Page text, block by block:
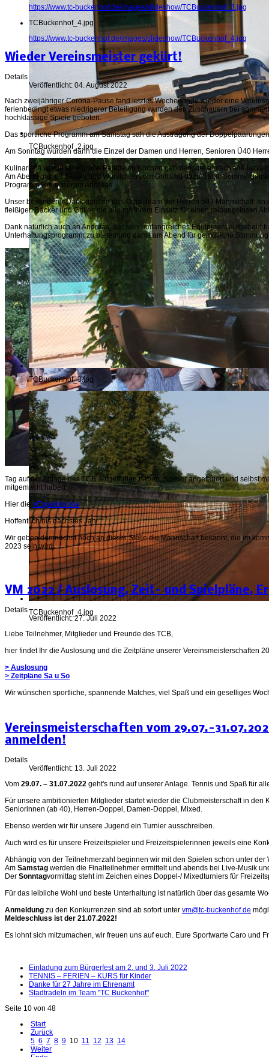
TCBuckenhof_2.jpg
TCBuckenhof_3.jpg
TCBuckenhof_4.jpg
https://www.tc-buckenhof.de/images/slideshow/TCBuckenhof_3.jpg
TCBuckenhof_4.jpg
https://www.tc-buckenhof.de/images/slideshow/TCBuckenhof_4.jpg
Wieder Vereinsmeister gekürt!
Details
Veröffentlicht: 04. August 2022
Nach zweijähriger Corona-Pause fand letztes Wochenende wieder eine
ferienbedingt etwas niedrigerer Beteiligung wurden den Zuschauern bei
hochklassige Spiele geboten.
Das sportliche Programm am Samstag sah die Austragung der
Am Sonntag wurden dann die Einzel der Damen und Herren, Senioren Ü40
Kulinarisch wurde eine große Palette an Kuchen geboten, die einfach alle lecker
Am Abend gab es Steaks und Würstchen vom Grill und dazu Salat,
Programm von unserem Andreas.
Unser besonderer Dank geht an das Orga-Team der Herren 50 I-Mannschaft,
fleißigen Bäcker und Griller, die alle mit Ihrem Einsatz für einen reibungslosen
Dank natürlich auch an Andreas, der sein umfangreiches Equipment aufgebaut
Unterhaltungsprogramm zu bieten und damit am Abend für gemütliche
Tag auf der Anlage des TCB aufgehalten haben, Spieler angefeuert und selbst
mitgemacht haben.
Hier die >Ergebnisliste
Hoffentlich bis nächstes Jahr.
Wir geben demnächst noch an dieser Stelle die Mannschaft bekannt, die im
2023 sein wird.
VM 2022 / Auslosung, Zeit- und Spielpläne,
Details
Veröffentlicht: 27. Juli 2022
Liebe Teilnehmer, Mitglieder und Freunde des TCB,
hier findet Ihr die Auslosung und die Zeitpläne unserer Vereinsmeisterschaften
> Auslosung
> Zeitpläne Sa u So
Wir wünschen sportliche, spannende Matches, viel Spaß und ein geselliges
Vereinsmeisterschaften vom 29.07.-
anmelden!
Details
Veröffentlicht: 13. Juli 2022
Vom 29.07. – 31.07.2022 geht's rund auf unserer Anlage. Tennis und Spaß für
Für unsere ambitionierten Mitglieder startet wieder die Clubmeisterschaft in den
Seniorinnen (ab 40), Herren-Doppel, Damen-Doppel, Mixed.
Ebenso werden wir für unsere Jugend ein Turnier ausschreiben.
Auch wird es für unsere Freizeitspieler und Freizeitspielerinnen jeweils eine
Abhängig von der Teilnehmerzahl beginnen wir mit den Spielen schon unter der
Am Samstag werden die Finalteilnehmer ermittelt und abends bei Live-Musik
Der Sonntagvormittag steht im Zeichen eines Doppel-/ Mixedturniers für
Für das leibliche Wohl und beste Unterhaltung ist natürlich über das gesamte
Anmeldung zu den Konkurrenzen sind ab sofort unter vm@tc-buckenhof.de
Meldeschluss ist der 21.07.2022!
Es lohnt sich mitzumachen, wir freuen uns auf euch. Eure Sportwarte Caro und
Einladung zum Bürgerfest am 2. und 3. Juli 2022
TENNIS – FERIEN – KURS für Kinder
Danke für 27 Jahre im Ehrenamt
Stadtradeln im Team "TC Buckenhof"
Seite 10 von 48
Start
Zurück
5 6 7 8 9 10 11 12 13 14
Weiter